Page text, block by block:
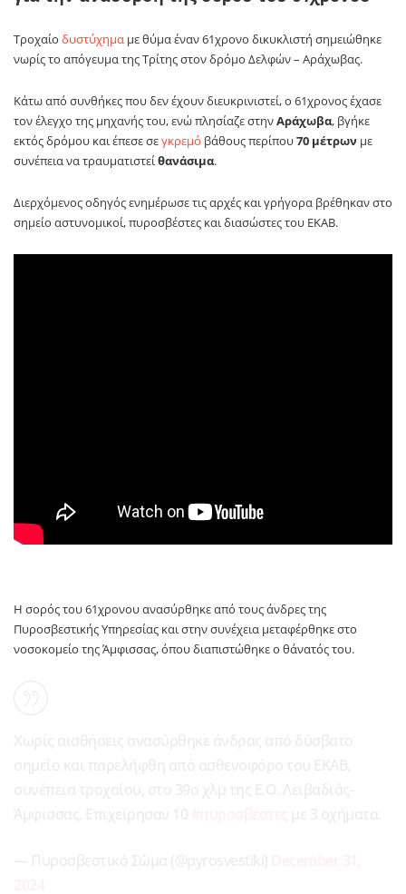
Τροχαίο δυστύχημα με θύμα έναν 61χρονο δικυκλιστή σημειώθηκε
νωρίς το απόγευμα της Τρίτης στον δρόμο Δελφών – Αράχωβας.
Κάτω από συνθήκες που δεν έχουν διευκρινιστεί, ο 61χρονος έχασε
τον έλεγχο της μηχανής του, ενώ πλησίαζε στηνΑράχωβα, βγήκε
εκτός δρόμου και έπεσε σεγκρεμό βάθους περίπου70 μέτρων με
συνέπεια να τραυματιστείθανάσιμα.
Διερχόμενος οδηγός ενημέρωσε τις αρχές και γρήγορα βρέθηκαν στο
σημείο αστυνομικοί, πυροσβέστες και διασώστες του ΕΚΑΒ.
Η σορός του 61χρονου ανασύρθηκε από τους άνδρες της
Πυροσβεστικής Υπηρεσίας και στην συνέχεια μεταφέρθηκε στο
νοσοκομείο της Άμφισσας, όπου διαπιστώθηκε ο θάνατός του.